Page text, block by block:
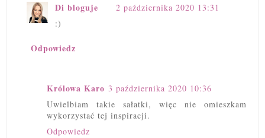
Di bloguje
2 października 2020 13:31
:)
Odpowiedz
Królowa Karo 3 października 2020 10:36
Uwielbiam takie sałatki, więc nie omieszkam
wykorzystać tej inspiracji.
Odpowiedz